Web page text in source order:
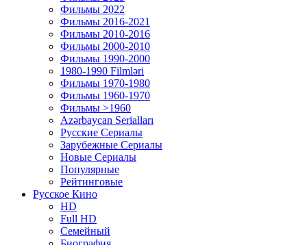
Фильмы 2022
Фильмы 2016-2021
Фильмы 2010-2016
Фильмы 2000-2010
Фильмы 1990-2000
1980-1990 Filmləri
Фильмы 1970-1980
Фильмы 1960-1970
Фильмы >1960
Azərbaycan Serialları
Русские Сериалы
Зарубежные Сериалы
Новые Сериалы
Популярные
Рейтинговые
Русское Кино
HD
Full HD
Семейный